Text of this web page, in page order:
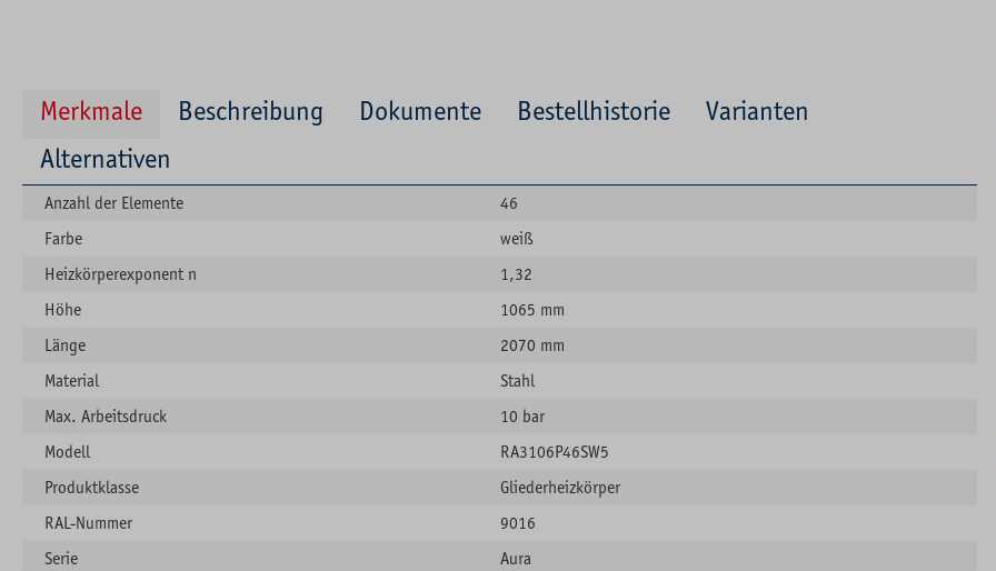
Merkmale Beschreibung Dokumente Bestellhistorie
Varianten
Alternativen
Anzahl der Elemente
46
Farbe
weiß
Heizkörperexponent n
1,32
Höhe
1065 mm
Länge
2070 mm
Material
Stahl
Max. Arbeitsdruck
10 bar
Modell
RA3106P46SW5
Produktklasse
Gliederheizkörper
RAL-Nummer
9016
Serie
Aura